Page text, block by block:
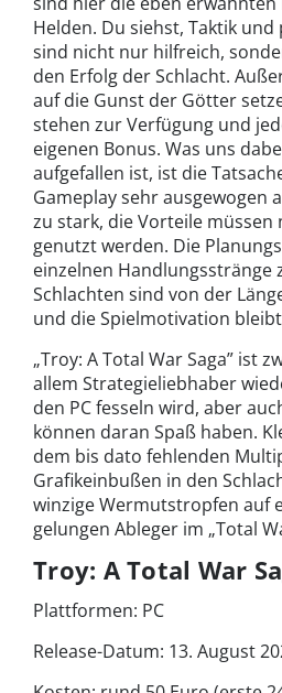
Helden. Du siehst, Taktik
sind nicht nur hilfreich,
den Erfolg der Schlacht.
auf die Gunst der Götter
stehen zur Verfügung und
eigenen Bonus. Was uns
aufgefallen ist, ist die
Gameplay sehr ausgewogen
zu stark, die Vorteile
genutzt werden. Die
einzelnen Handlungsstränge
Schlachten sind von der
und die Spielmotivation
„Troy: A Total War Saga” ist
allem Strategieliebhaber
den PC fesseln wird, aber
können daran Spaß haben.
dem bis dato fehlenden
Grafikeinbußen in den
winzige Wermutstropfen auf
gelungen Ableger im „Total
Troy: A Total War
Plattformen: PC
Release-Datum: 13. August